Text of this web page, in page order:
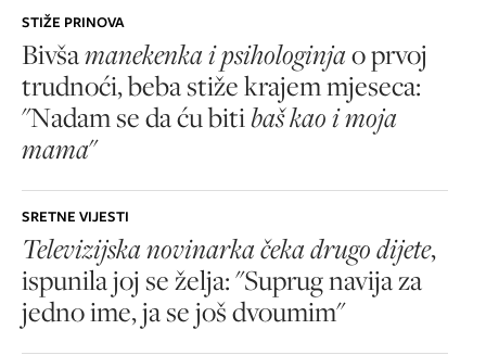
STIŽE PRINOVA
Bivšamanekenka i psihologinjao prvoj
trudnoći, beba stiže krajem mjeseca:
"Nadam se da ću bitibaš kao i moja
mama"
SRETNE VIJESTI
Televizijska novinarka čeka drugo dijete,
ispunila joj se želja: "Suprug navija za
jedno ime, ja se još dvoumim"